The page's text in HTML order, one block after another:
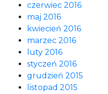
czerwiec 2016
maj 2016
kwiecień 2016
marzec 2016
luty 2016
styczeń 2016
grudzień 2015
listopad 2015